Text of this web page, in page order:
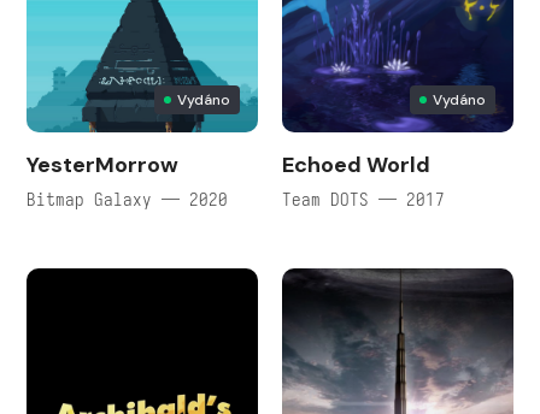
Vydáno
YesterMorrow
Bitmap Galaxy — 2020
Vydáno
Echoed World
Team DOTS — 2017